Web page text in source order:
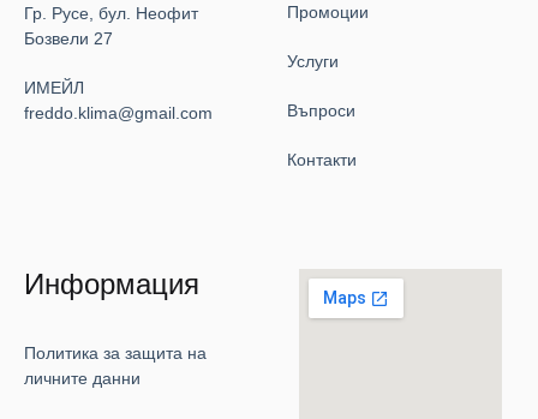
Гр. Русе, бул. Неофит
Бозвели 27
ИМЕЙЛ
freddo.klima@gmail.com
Промоции
Услуги
Въпроси
Контакти
Информация
Политика за защита на
личните данни